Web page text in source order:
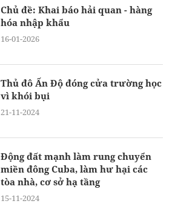
Chủ đề: Khai báo hải quan - hàng
hóa nhập khẩu
16-01-2026
Thủ đô Ấn Độ đóng cửa trường học
vì khói bụi
21-11-2024
Động đất mạnh làm rung chuyển
miền đông Cuba, làm hư hại các
tòa nhà, cơ sở hạ tầng
15-11-2024